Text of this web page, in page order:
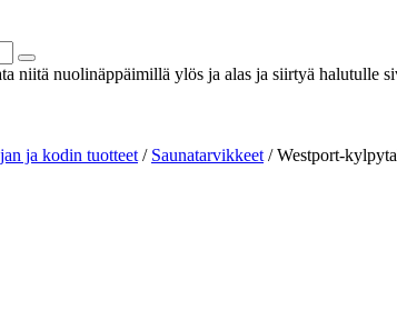
niitä nuolinäppäimillä ylös ja alas ja siirtyä halutulle
ja kodin tuotteet / Saunatarvikkeet /Westport-